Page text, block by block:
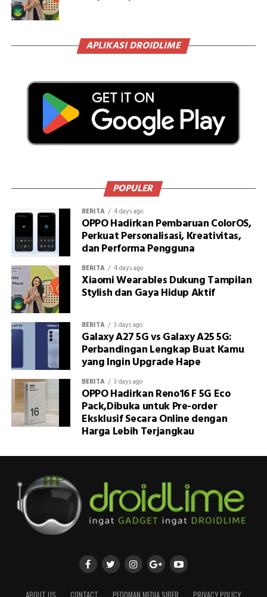
APLIKASI DROIDLIME
POPULER
BERITA 4 days ago
OPPO Hadirkan Pembaruan ColorOS,
Perkuat Personalisasi, Kreativitas,
dan Performa Pengguna
BERITA 4 days ago
Xiaomi Wearables Dukung Tampilan
Stylish dan Gaya Hidup Aktif
BERITA 3 days ago
Galaxy A27 5G vs Galaxy A25 5G:
Perbandingan Lengkap Buat Kamu
yang Ingin Upgrade Hape
BERITA 3 days ago
OPPO Hadirkan Reno16 F 5G Eco
Pack,Dibuka untuk Pre-order
Eksklusif Secara Online dengan
Harga Lebih Terjangkau